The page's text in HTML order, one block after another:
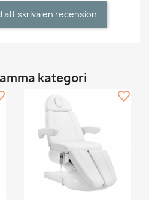
att skriva en recension
kategori
favorite_border